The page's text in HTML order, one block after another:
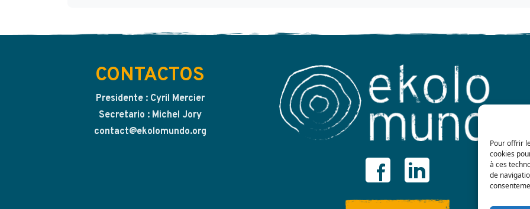
Pour offrir
cookies
à ces
de
CONTACTOS
Presidente : Cyril Mercier
Secretario : Michel Jory
contact@ekolomundo.org